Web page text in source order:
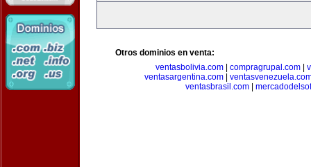
Otros dominios en venta:
ventasbolivia.com
compragrupal.com
ventasargentina.com|
ventasbrasil.com